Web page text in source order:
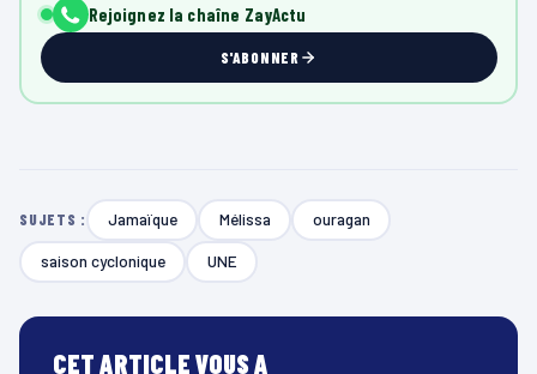
Rejoignez la chaîne ZayActu
S'ABONNER
SUJETS : Jamaïque Mélissa ouragan
saison cyclonique UNE
CET ARTICLE VOUS A